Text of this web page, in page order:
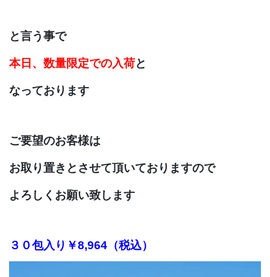
と言う事で
本日、数量限定での入荷と
なっております
ご要望のお客様は
お取り置きとさせて頂いておりますので
よろしくお願い致します
３０包入り￥8,964（税込）